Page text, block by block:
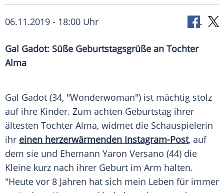
06.11.2019 - 18:00 Uhr
Gal Gadot: Süße Geburtstagsgrüße an Tochter
Alma
Gal Gadot (34, "Wonderwoman") ist mächtig stolz
auf ihre Kinder. Zum achten Geburtstag ihrer
ältesten Tochter Alma, widmet die Schauspielerin
ihr einen herzerwärmenden Instagram-Post, auf
dem sie und Ehemann Yaron Versano (44) die
Kleine kurz nach ihrer Geburt im Arm halten.
"Heute vor 8 Jahren hat sich mein Leben für immer